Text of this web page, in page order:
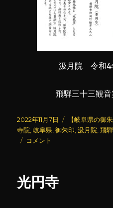
汲月院 令和4
飛騨三十三観
投
稿
日:
2022年11月7日
カ
テ
【岐阜県の御朱
寺院 ,岐阜県 ,御朱印 ,汲月院 ,飛
汲
ゅ
コメント
光円寺